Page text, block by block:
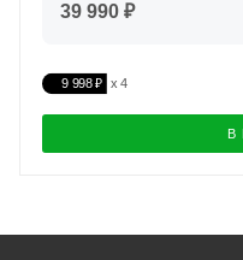
39 990 ₽
9 998 ₽
В